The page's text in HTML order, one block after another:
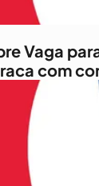
Vaga
com